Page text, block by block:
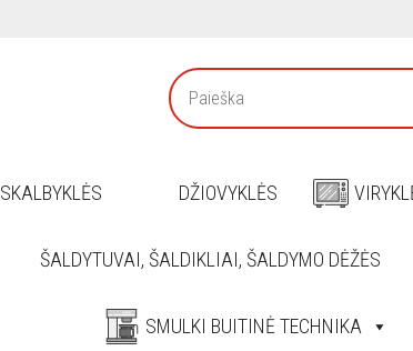
SKALBYKLĖS DŽIOVYKLĖS
ŠALDYTUVAI, ŠALDIKLIAI, ŠALDYMO DĖŽĖS
SMULKI BUITINĖ TECHNIKA